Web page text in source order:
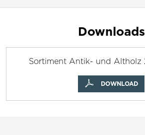
Downloads
Sortiment Antik- und Altholz
DOWNLOAD